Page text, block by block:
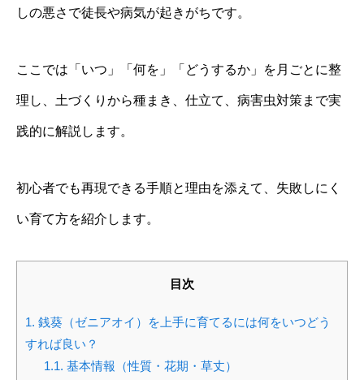
しの悪さで徒長や病気が起きがちです。
ここでは「いつ」「何を」「どうするか」を月ごとに整
理し、土づくりから種まき、仕立て、病害虫対策まで実
践的に解説します。
初心者でも再現できる手順と理由を添えて、失敗しにく
い育て方を紹介します。
目次
1. 銭葵（ゼニアオイ）を上手に育てるには何をいつどう
すれば良い？
1.1. 基本情報（性質・花期・草丈）